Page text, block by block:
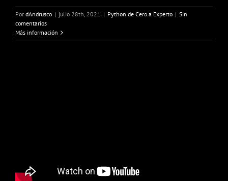
Por dAndrusco | julio 28th, 2021 | Python de Cero a Experto | Sin
comentarios
Más información